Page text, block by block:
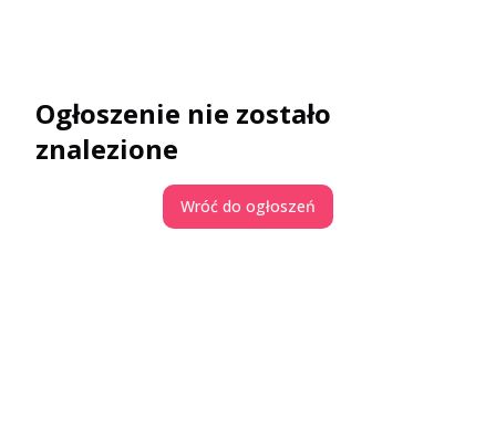
Ogłoszenie nie zostało
znalezione
Wróć do ogłoszeń